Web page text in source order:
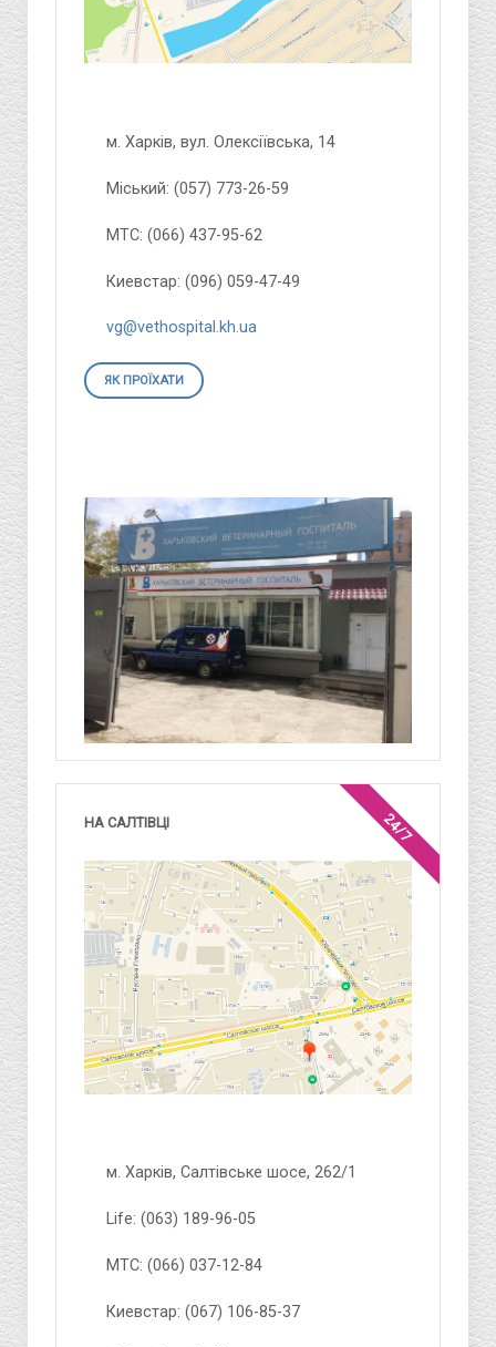
м. Харків, вул. Олексіївська, 14
Міський: (057) 773-26-59
МТС: (066) 437-95-62
Киевстар: (096) 059-47-49
vg@vethospital.kh.ua
ЯК ПРОЇХАТИ
24/7
НА САЛТІВЦІ
м. Харків, Салтівське шосе, 262/1
Life: (063) 189-96-05
МТС: (066) 037-12-84
Киевстар: (067) 106-85-37